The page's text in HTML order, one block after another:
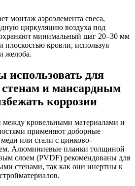
монтаж аэроэлемента свеса,
циркуляцию воздуха под
минимальный шаг 20–30 мм
кровли, используя
желоба.
использовать для
и мансардным
коррозии
кровельными материалами и
применяют доборные
или стали с цинково-
Алюминиевые планки толщиной
слоем (PVDF) рекомендованы для
стенами, так как они инертны к